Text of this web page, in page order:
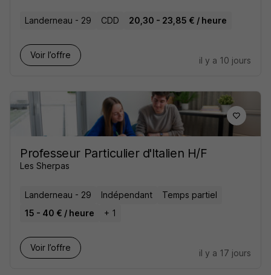
Landerneau - 29 CDD 20,30 - 23,85 € / heure
Voir l’offre
il y a 10 jours
Professeur Particulier d'Italien H/F
Les Sherpas
Landerneau - 29 Indépendant
Temps partiel
15 - 40 € / heure
+ 1
Voir l’offre
il y a 17 jours